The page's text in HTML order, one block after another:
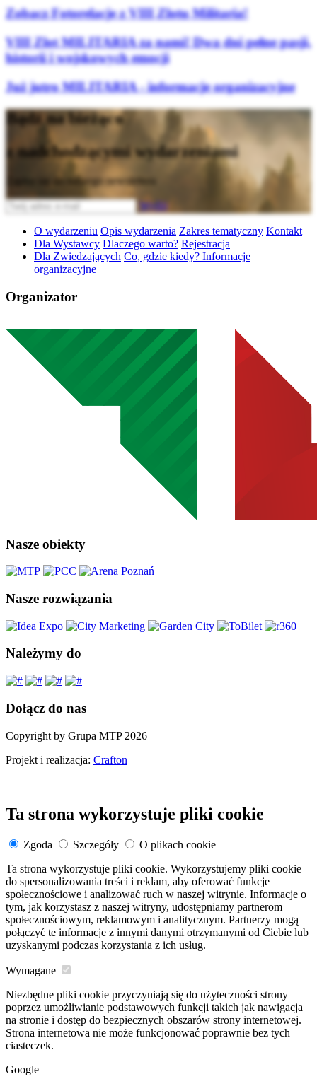
Zobacz Fotorelacje z VIII Zlotu Militaria!
VIII Zlot MILITARIA za nami! Dwa dni pełne pasji,
historii i wojskowych emocji
Już jutro MILITARIA - informacje organizacyjne
Bądź na bieżąco
z nadchodzącymi wydarzeniami
Zapisz się do naszego newslettera
Wyślij
O wydarzeniu Opis wydarzenia Zakres tematyczny Kontakt
Dla Wystawcy Dlaczego warto? Rejestracja
Dla Zwiedzających Co, gdzie kiedy? Informacje
organizacyjne
Organizator
Nasze obiekty
Nasze rozwiązania
Należymy do
Dołącz do nas
Copyright by Grupa MTP 2026
Projekt i realizacja: Crafton
Ta strona wykorzystuje pliki cookie
Zgoda Szczegóły
O plikach cookie
Ta strona wykorzystuje pliki cookie. Wykorzystujemy pliki cookie
do spersonalizowania treści i reklam, aby oferować funkcje
społecznościowe i analizować ruch w naszej witrynie. Informacje o
tym, jak korzystasz z naszej witryny, udostępniamy partnerom
społecznościowym, reklamowym i analitycznym. Partnerzy mogą
połączyć te informacje z innymi danymi otrzymanymi od Ciebie lub
uzyskanymi podczas korzystania z ich usług.
Wymagane
Niezbędne pliki cookie przyczyniają się do użyteczności strony
poprzez umożliwianie podstawowych funkcji takich jak nawigacja
na stronie i dostęp do bezpiecznych obszarów strony internetowej.
Strona internetowa nie może funkcjonować poprawnie bez tych
ciasteczek.
Google